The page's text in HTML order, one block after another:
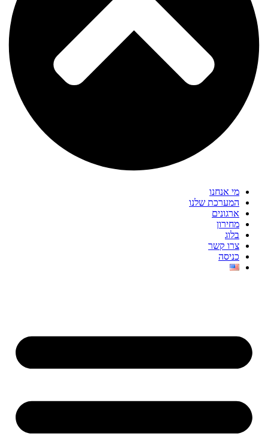
מי אנחנו
המערכת שלנו
ארגונים
מחירון
בלוג
צרו קשר
כניסה